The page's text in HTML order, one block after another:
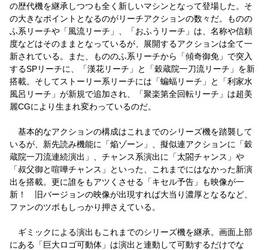
の歴代機を継承しつつも全く新しいマシンとなって登場した。そ
の大きなポイントとなるのがリーチアクションの数々だ。ものの
ふ系リーチや「風流リーチ」、「おふうリーチ」は、名称や信頼
度などはそのままとなっているが、展開するアクションは全て一
新されている。また、もののふ系リーチから「傾奇御免」で突入
するSPリーチに、「漢花リーチ」と「穀蔵院一刀流リーチ」を新
搭載。そしてストーリー系リーチには「蝙蝠リーチ」と「利家水
風呂リーチ」が新規で追加され、「聚楽第全回転リーチ」は超美
麗CGにより生まれ変わっているのだ。
基本的なアクションの構成はこれまでのシリーズ機を踏襲して
いるが、新先読み機能に「焔ゾーン」、擬似連アクションに「穀
蔵院一刀流連続演出」、チャンス系演出に「太閤チャンス」や
「叔父御と喧嘩チャンス」といった、これまでにはなかった新演
出を搭載。更に誰をもアツくさせる「キセル予告」も映像が一
新！ 旧バージョンの映像が出現すれば大当り濃厚となるなど、
ファンのツボもしっかり押さえている。
ギミックによる演出もこれまでのシリーズ機を継承。画面上部
にある「巨大ロゴ可動体」は演出と連動して可動するだけでな